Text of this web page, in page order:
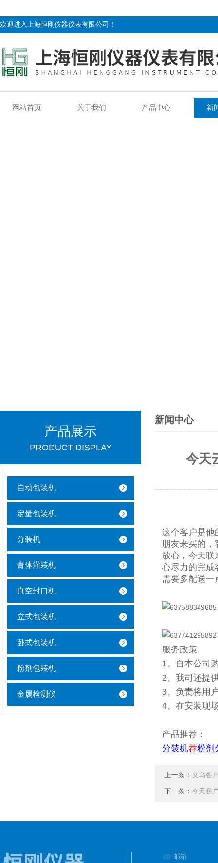
欢迎进入上海恒刚仪器仪表有限公司！
网站首页 关于我们 产品中心 新
产品展示
PRODUCT DISPLAY
自动包装机
定量包装机
分装机
膏体灌装机
真空封口机
立式包装机
卧式包装机
粉剂包装机
金属检测仪
新闻中心
今天
这个客户是他
朋友来买的
放心，今天
心尽力的完成
需要多配送一
服务政策
1、自本公司
2、我司还提
3、负责将用
4、在安装现
产品推荐：
分装机荐粉剂
上一条： 义乌客
下一条： 今天客
邮箱